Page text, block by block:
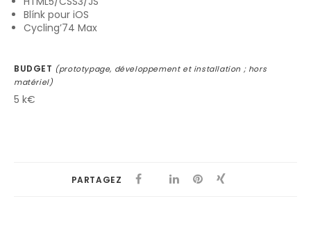
Blínk pour iOS
Cycling’74 Max
BUDGET (prototypage, développement et installation ; hors
matériel)
5 k€
PARTAGEZ